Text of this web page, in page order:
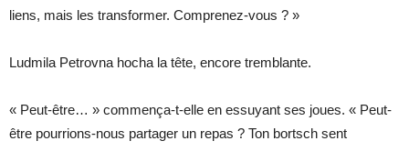
liens, mais les transformer. Comprenez-vous ? »
Ludmila Petrovna hocha la tête, encore tremblante.
« Peut-être… » commença-t-elle en essuyant ses joues. « Peut-
être pourrions-nous partager un repas ? Ton bortsch sent